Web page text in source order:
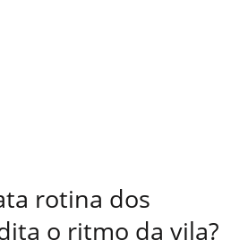
rotina dos
o ritmo da vila?